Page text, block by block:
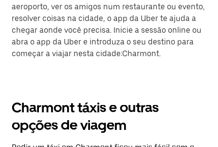
aeroporto, ver os amigos num restaurante ou evento,
resolver coisas na cidade, o app da Uber te ajuda a
chegar aonde você precisa. Inicie a sessão online ou
abra o app da Uber e introduza o seu destino para
começar a viajar nesta cidade:Charmont.
Charmont táxis e outras
opções de viagem